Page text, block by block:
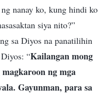
nanay ko, kung hindi ko
siya nito?”
sa Diyos na panatilihin
“Kailangan mong
ng mga
Gayunman, para sa